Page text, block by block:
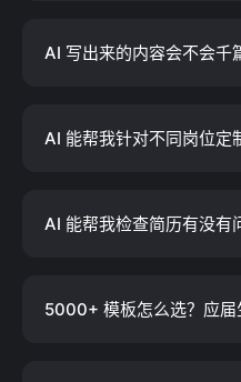
AI 写出来的内容会不会千
AI 能帮我针对不同岗位定
AI 能帮我检查简历有没有
5000+ 模板怎么选？应届